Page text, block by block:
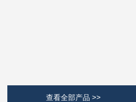
查看全部产品 >>